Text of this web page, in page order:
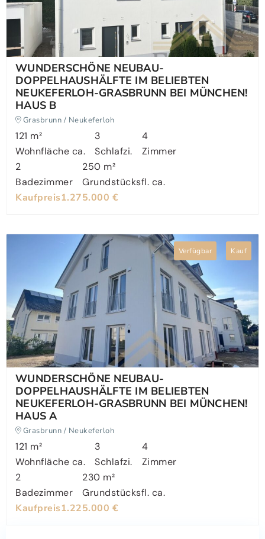
WUNDERSCHÖNE NEUBAU-
DOPPELHAUSHÄLFTE IM BELIEBTEN
NEUKEFERLOH-GRASBRUNN BEI MÜNCHEN!
HAUS B
Grasbrunn / Neukeferloh
121 m²
Wohnfläche ca.
3
Schlafzi.
4
Zimmer
2
Badezimmer
250 m²
Grundstücksfl. ca.
Kaufpreis1.275.000 €
Verfügbar Kauf
WUNDERSCHÖNE NEUBAU-
DOPPELHAUSHÄLFTE IM BELIEBTEN
NEUKEFERLOH-GRASBRUNN BEI MÜNCHEN!
HAUS A
Grasbrunn / Neukeferloh
121 m²
Wohnfläche ca.
3
Schlafzi.
4
Zimmer
2
Badezimmer
230 m²
Grundstücksfl. ca.
Kaufpreis1.225.000 €